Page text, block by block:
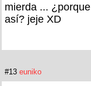
mierda ...
así? jeje XD
#13 euniko